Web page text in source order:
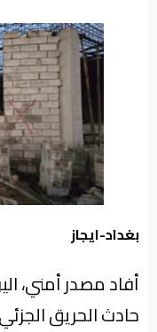
الفيديوهات
بغداد-ايجاز
أفاد مصدر أمني،
حادث الحريق